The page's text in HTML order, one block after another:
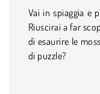
Vai in spiaggia e
Riuscirai a far
di esaurire le
di puzzle?